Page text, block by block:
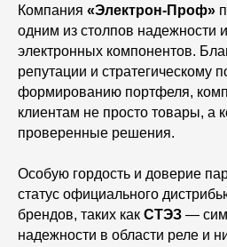
Компания «Электрон-Проф»
одним из столпов надежности
электронных компонентов.
репутации и стратегическому
формированию портфеля,
клиентам не просто товары, а
проверенные решения.
Особую гордость и доверие
статус официального
брендов, таких как СТЭЗ —
надежности в области реле и